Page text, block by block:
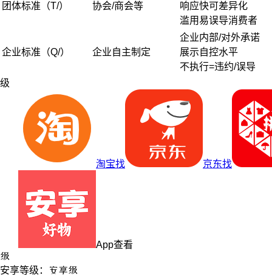
团体标准（T/） 协会/商会等
响应快可差异化
滥用易误导消费者
企业标准（Q/） 企业自主制定
企业内部/对外承诺
展示自控水平
不执行=违约/误导
级
淘宝找 京东找
App查看
级
安享等级： 安享级